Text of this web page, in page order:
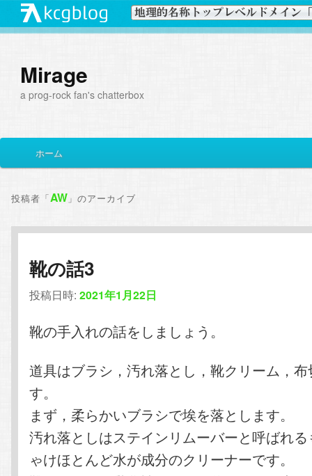
Mirage
a prog-rock fan's chatterbox
イ
メ
ン
ン
テ
ツ
へ
移
サ
コ
テ
ン
へ
移
動
ホーム
投稿者「AW 」のアーカイブ
靴の話3
投稿日時:2021年1月22日
靴の手入れの話をしましょう。
道具はブラシ，汚れ落とし，靴クリーム，
す。
まず，柔らかいブラシで埃を落とします。
汚れ落としはステインリムーバーと呼ばれ
ゃけほとんど水が成分のクリーナーです。